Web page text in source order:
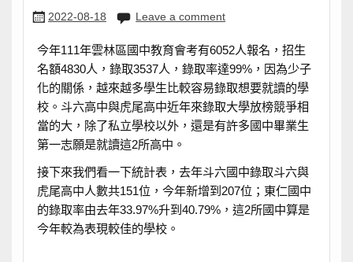
2022-08-18 Leave a comment
今年111年雲林區國中教育會考有6052人報名，招生
名額4830人，錄取3537人，錄取率達99%，因為少子
化的關係，越來越多學生比較容易錄取想要就讀的學
校。斗六高中與虎尾高中近年來錄取大學放榜競爭相
當的大，除了私立學校以外，還是有許多國中畢業生
第一志願是就讀這2所高中。
接下來我們看一下統計表，去年斗六國中錄取斗六與
虎尾高中人數共151位，今年新增到207位；東仁國中
的錄取率由去年33.97%升到40.79%，這2所國中算是
今年較為表現較佳的學校。